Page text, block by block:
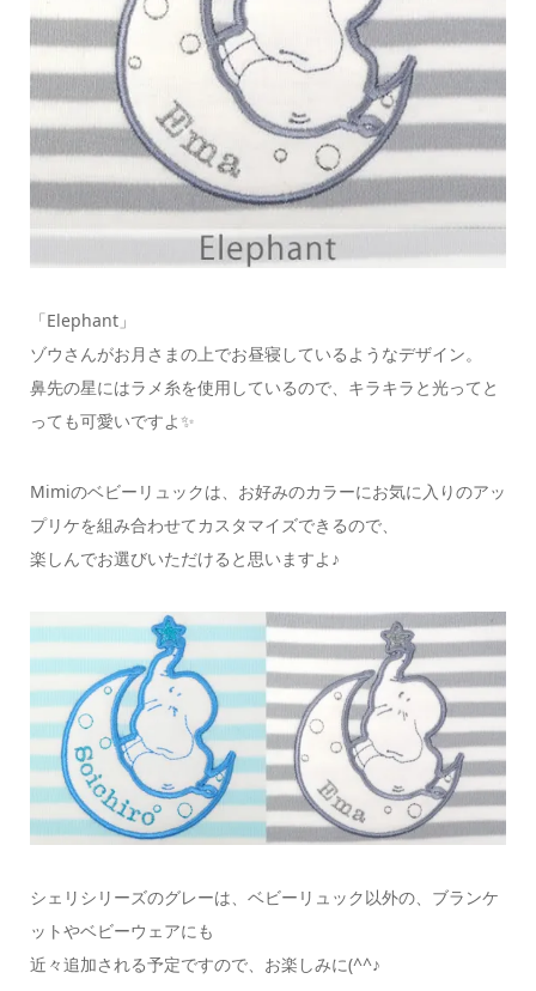
「Elephant」
ゾウさんがお月さまの上でお昼寝しているようなデザイン。
鼻先の星にはラメ糸を使用しているので、キラキラと光ってと
っても可愛いですよ✨
Mimiのベビーリュックは、お好みのカラーにお気に入りのアッ
プリケを組み合わせてカスタマイズできるので、
楽しんでお選びいただけると思いますよ♪
シェリシリーズのグレーは、ベビーリュック以外の、ブランケ
ットやベビーウェアにも
近々追加される予定ですので、お楽しみに(^^♪